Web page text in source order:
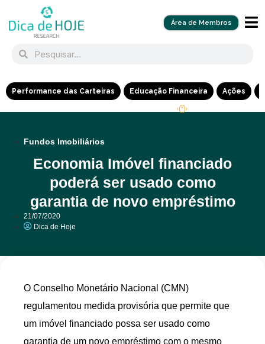
Área de Membros
Performance das Carteiras Educação Financeira Ações
Fundos Imobiliários
Economia Imóvel financiado
poderá ser usado como
garantia de novo empréstimo
21/07/2020
Dica de Hoje
O Conselho Monetário Nacional (CMN)
regulamentou medida provisória que permite que
um imóvel financiado possa ser usado como
garantia de um novo empréstimo com o mesmo